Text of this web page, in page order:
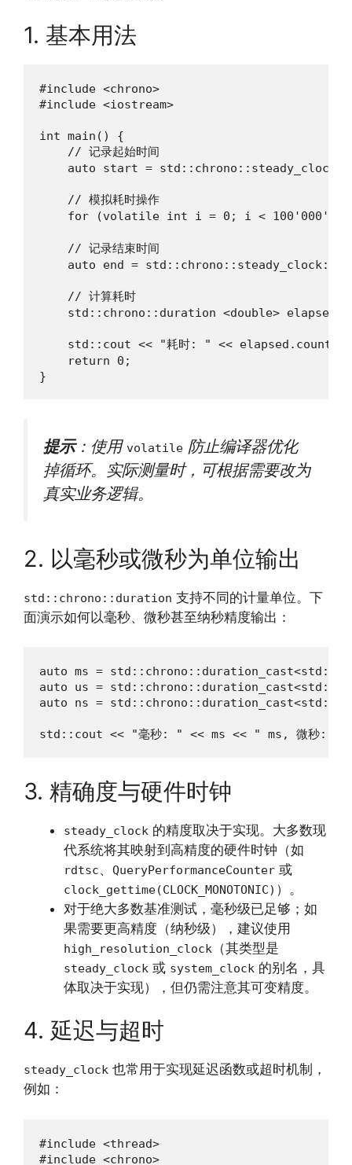
1. 基本用法
#include <chrono>
#include <iostream>
int main() {
    // 记录起始时间
auto start =
    // 模拟耗时操作
for (volatile int i = 0; i <
    // 记录结束时间
auto end =
    // 计算耗时
std::chrono::duration <double> elapsed
std::cout << "耗时: " << elapsed.count()
    return 0;
}
提示：使用 volatile 防止编译器优化
掉循环。实际测量时，可根据需要改为
真实业务逻辑。
2. 以毫秒或微秒为单位输出
std::chrono::duration 支持不同的计量单位。下
面演示如何以毫秒、微秒甚至纳秒精度输出：
auto ms =
auto us =
auto ns =
std::cout << "毫秒: " << ms << " ms, 微秒:
3. 精确度与硬件时钟
steady_clock 的精度取决于实现。大多数现
代系统将其映射到高精度的硬件时钟（如
rdtsc、 QueryPerformanceCounter 或
clock_gettime(CLOCK_MONOTONIC) ）。
对于绝大多数基准测试，毫秒级已足够；如
果需要更高精度（纳秒级），建议使用
high_resolution_clock （其类型是
steady_clock 或 system_clock 的别名，具
体取决于实现），但仍需注意其可变精度。
4. 延迟与超时
steady_clock 也常用于实现延迟函数或超时机制，
例如：
#include <thread>
#include <chrono>